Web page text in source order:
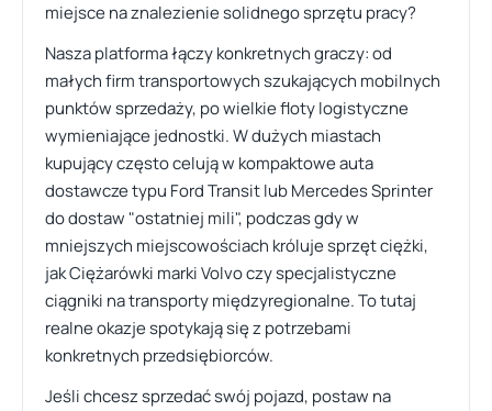
miejsce na znalezienie solidnego sprzętu pracy?
Nasza platforma łączy konkretnych graczy: od
małych firm transportowych szukających mobilnych
punktów sprzedaży, po wielkie floty logistyczne
wymieniające jednostki. W dużych miastach
kupujący często celują w kompaktowe auta
dostawcze typu Ford Transit lub Mercedes Sprinter
do dostaw "ostatniej mili", podczas gdy w
mniejszych miejscowościach króluje sprzęt ciężki,
jak Ciężarówki marki Volvo czy specjalistyczne
ciągniki na transporty międzyregionalne. To tutaj
realne okazje spotykają się z potrzebami
konkretnych przedsiębiorców.
Jeśli chcesz sprzedać swój pojazd, postaw na